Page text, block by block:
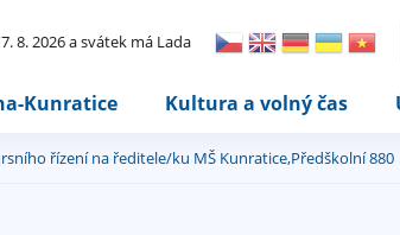
8. 2026 a svátek má Lada
Kunratice Kultura a volný čas
řízení na ředitele/ku MŠ Kunratice,Předškolní 880